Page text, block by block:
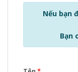
Nếu bạn
Bạn